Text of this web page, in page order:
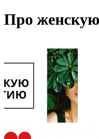
Про